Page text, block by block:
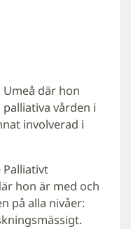
där hon
vården i
involverad i
hon är med och
på alla nivåer: